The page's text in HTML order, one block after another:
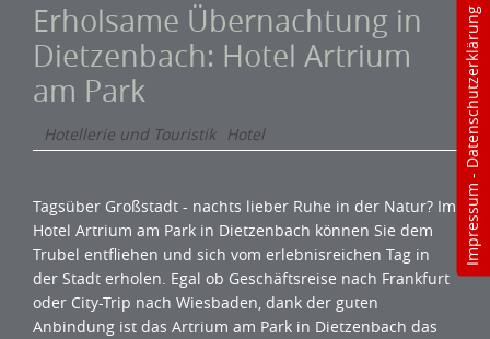
Impressum
-
Datenschutzerklärung
Erholsame Übernachtung in
Dietzenbach: Hotel Artrium
am Park
Hotellerie und Touristik Hotel
Tagsüber Großstadt - nachts lieber Ruhe in der Natur? Im
Hotel Artrium am Park in Dietzenbach können Sie dem
Trubel entfliehen und sich vom erlebnisreichen Tag in
der Stadt erholen. Egal ob Geschäftsreise nach Frankfurt
oder City-Trip nach Wiesbaden, dank der guten
Anbindung ist das Artrium am Park in Dietzenbach das